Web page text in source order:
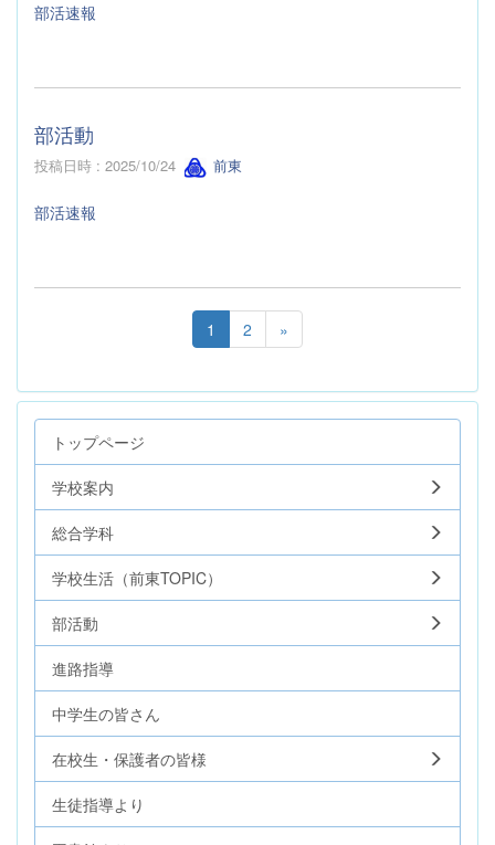
部活速報
部活動
投稿日時 : 2025/10/24 前東
部活速報
1 2 »
トップページ
学校案内
総合学科
学校生活（前東TOPIC）
部活動
進路指導
中学生の皆さん
在校生・保護者の皆様
生徒指導より